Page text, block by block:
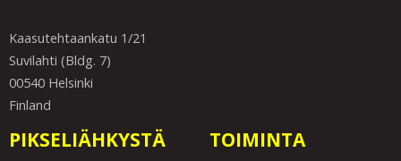
Kaasutehtaankatu 1/21
Suvilahti (Bldg. 7)
00540 Helsinki
Finland
PIKSELIÄHKYSTÄ TOIMINTA